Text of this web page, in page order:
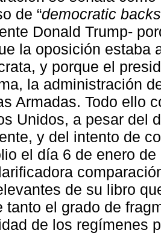
de “democratic
Donald Trump-
la oposición estaba
y porque el
la administración
Armadas. Todo ello
Unidos, a pesar del
y del intento de
el día 6 de enero
de su libro
tanto el grado de
de los regímenes